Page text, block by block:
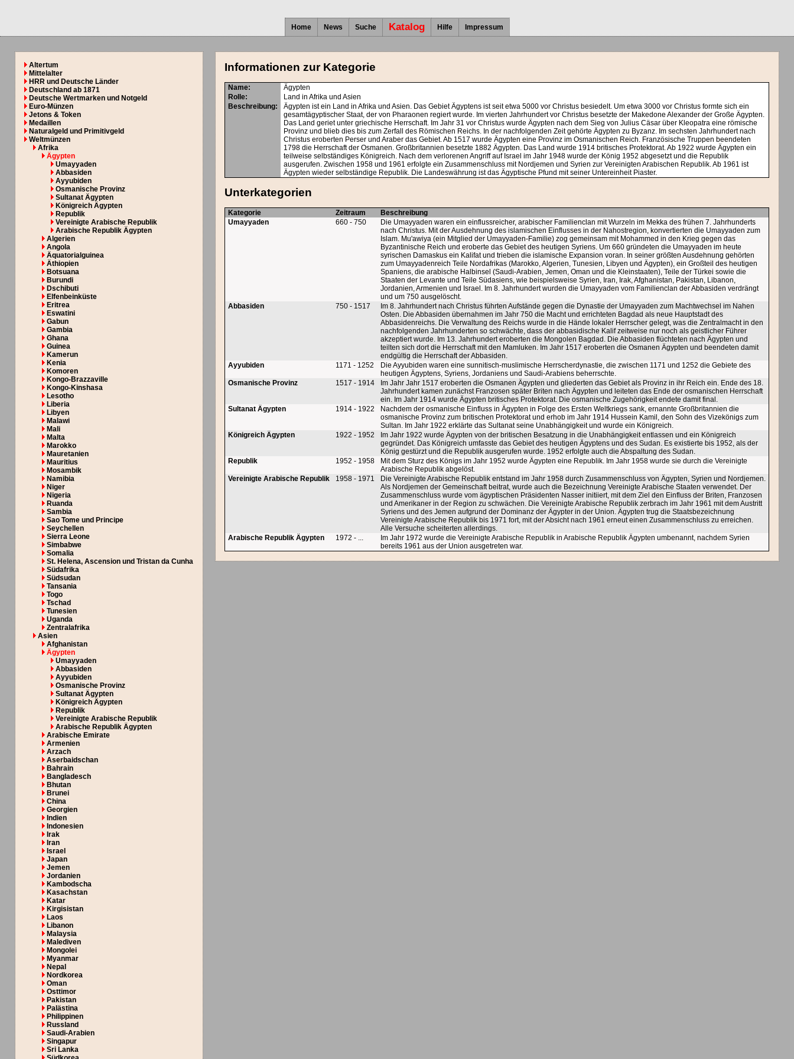
Home News Suche Katalog Hilfe Impressum
Altertum
Mittelalter
HRR und Deutsche Länder
Deutschland ab 1871
Deutsche Wertmarken und Notgeld
Euro-Münzen
Jetons & Token
Medaillen
Naturalgeld und Primitivgeld
Weltmünzen
Afrika
Ägypten
Umayyaden
Abbasiden
Ayyubiden
Osmanische Provinz
Sultanat Ägypten
Königreich Ägypten
Republik
Vereinigte Arabische Republik
Arabische Republik Ägypten
Algerien
Angola
Äquatorialguinea
Äthiopien
Botsuana
Burundi
Dschibuti
Elfenbeinküste
Eritrea
Eswatini
Gabun
Gambia
Ghana
Guinea
Kamerun
Kenia
Komoren
Kongo-Brazzaville
Kongo-Kinshasa
Lesotho
Liberia
Libyen
Malawi
Mali
Malta
Marokko
Mauretanien
Mauritius
Mosambik
Namibia
Niger
Nigeria
Ruanda
Sambia
Sao Tome und Principe
Seychellen
Sierra Leone
Simbabwe
Somalia
St. Helena, Ascension und Tristan da Cunha
Südafrika
Südsudan
Tansania
Togo
Tschad
Tunesien
Uganda
Zentralafrika
Asien
Afghanistan
Ägypten
Umayyaden
Abbasiden
Ayyubiden
Osmanische Provinz
Sultanat Ägypten
Königreich Ägypten
Republik
Vereinigte Arabische Republik
Arabische Republik Ägypten
Arabische Emirate
Armenien
Arzach
Aserbaidschan
Bahrain
Bangladesch
Bhutan
Brunei
China
Georgien
Indien
Indonesien
Irak
Iran
Israel
Japan
Jemen
Jordanien
Kambodscha
Kasachstan
Katar
Kirgisistan
Laos
Libanon
Malaysia
Malediven
Mongolei
Myanmar
Nepal
Nordkorea
Oman
Osttimor
Pakistan
Palästina
Philippinen
Russland
Saudi-Arabien
Singapur
Sri Lanka
Informationen zur Kategorie
Name:
Ägypten
Rolle:
Land in Afrika und Asien
Beschreibung:
Ägypten ist ein Land in Afrika und Asien. Das Gebiet Ägyptens ist seit etwa 5000 vor Christus besiedelt. Um etwa 3000 vor Christus formte sich ein
gesamtägyptischer Staat, der von Pharaonen regiert wurde. Im vierten Jahrhundert vor Christus besetzte der Makedone Alexander der Große Ägypten.
Das Land geriet unter griechische Herrschaft. Im Jahr 31 vor Christus wurde Ägypten nach dem Sieg von Julius Cäsar über Kleopatra eine römische
Provinz und blieb dies bis zum Zerfall des Römischen Reichs. In der nachfolgenden Zeit gehörte Ägypten zu Byzanz. Im sechsten Jahrhundert nach
Christus eroberten Perser und Araber das Gebiet. Ab 1517 wurde Ägypten eine Provinz im Osmanischen Reich. Französische Truppen beendeten
1798 die Herrschaft der Osmanen. Großbritannien besetzte 1882 Ägypten. Das Land wurde 1914 britisches Protektorat. Ab 1922 wurde Ägypten ein
teilweise selbständiges Königreich. Nach dem verlorenen Angriff auf Israel im Jahr 1948 wurde der König 1952 abgesetzt und die Republik
ausgerufen. Zwischen 1958 und 1961 erfolgte ein Zusammenschluss mit Nordjemen und Syrien zur Vereinigten Arabischen Republik. Ab 1961 ist
Ägypten wieder selbständige Republik. Die Landeswährung ist das Ägyptische Pfund mit seiner Untereinheit Piaster.
Unterkategorien
Kategorie Zeitraum
Beschreibung
Umayyaden
660 - 750
Die Umayyaden waren ein einflussreicher, arabischer Familienclan mit Wurzeln im Mekka des frühen 7. Jahrhunderts
nach Christus. Mit der Ausdehnung des islamischen Einflusses in der Nahostregion, konvertierten die Umayyaden zum
Islam. Mu'awiya (ein Mitglied der Umayyaden-Familie) zog gemeinsam mit Mohammed in den Krieg gegen das
Byzantinische Reich und eroberte das Gebiet des heutigen Syriens. Um 660 gründeten die Umayyaden im heute
syrischen Damaskus ein Kalifat und trieben die islamische Expansion voran. In seiner größten Ausdehnung gehörten
zum Umayyadenreich Teile Nordafrikas (Marokko, Algerien, Tunesien, Libyen und Ägypten), ein Großteil des heutigen
Spaniens, die arabische Halbinsel (Saudi-Arabien, Jemen, Oman und die Kleinstaaten), Teile der Türkei sowie die
Staaten der Levante und Teile Südasiens, wie beispielsweise Syrien, Iran, Irak, Afghanistan, Pakistan, Libanon,
Jordanien, Armenien und Israel. Im 8. Jahrhundert wurden die Umayyaden vom Familienclan der Abbasiden verdrängt
und um 750 ausgelöscht.
Abbasiden
750 - 1517
Im 8. Jahrhundert nach Christus führten Aufstände gegen die Dynastie der Umayyaden zum Machtwechsel im Nahen
Osten. Die Abbasiden übernahmen im Jahr 750 die Macht und errichteten Bagdad als neue Hauptstadt des
Abbasidenreichs. Die Verwaltung des Reichs wurde in die Hände lokaler Herrscher gelegt, was die Zentralmacht in den
nachfolgenden Jahrhunderten so schwächte, dass der abbasidische Kalif zeitweise nur noch als geistlicher Führer
akzeptiert wurde. Im 13. Jahrhundert eroberten die Mongolen Bagdad. Die Abbasiden flüchteten nach Ägypten und
teilten sich dort die Herrschaft mit den Mamluken. Im Jahr 1517 eroberten die Osmanen Ägypten und beendeten damit
endgültig die Herrschaft der Abbasiden.
Ayyubiden
1171 - 1252
Die Ayyubiden waren eine sunnitisch-muslimische Herrscherdynastie, die zwischen 1171 und 1252 die Gebiete des
heutigen Ägyptens, Syriens, Jordaniens und Saudi-Arabiens beherrschte.
Osmanische Provinz
1517 - 1914
Im Jahr Jahr 1517 eroberten die Osmanen Ägypten und gliederten das Gebiet als Provinz in ihr Reich ein. Ende des 18.
Jahrhundert kamen zunächst Franzosen später Briten nach Ägypten und leiteten das Ende der osmanischen Herrschaft
ein. Im Jahr 1914 wurde Ägypten britisches Protektorat. Die osmanische Zugehörigkeit endete damit final.
Sultanat Ägypten
1914 - 1922
Nachdem der osmanische Einfluss in Ägypten in Folge des Ersten Weltkriegs sank, ernannte Großbritannien die
osmanische Provinz zum britischen Protektorat und erhob im Jahr 1914 Hussein Kamil, den Sohn des Vizekönigs zum
Sultan. Im Jahr 1922 erklärte das Sultanat seine Unabhängigkeit und wurde ein Königreich.
Königreich Ägypten
1922 - 1952
Im Jahr 1922 wurde Ägypten von der britischen Besatzung in die Unabhängigkeit entlassen und ein Königreich
gegründet. Das Königreich umfasste das Gebiet des heutigen Ägyptens und des Sudan. Es existierte bis 1952, als der
König gestürzt und die Republik ausgerufen wurde. 1952 erfolgte auch die Abspaltung des Sudan.
Republik
1952 - 1958
Mit dem Sturz des Königs im Jahr 1952 wurde Ägypten eine Republik. Im Jahr 1958 wurde sie durch die Vereinigte
Arabische Republik abgelöst.
Vereinigte Arabische Republik
1958 - 1971
Die Vereinigte Arabische Republik entstand im Jahr 1958 durch Zusammenschluss von Ägypten, Syrien und Nordjemen.
Als Nordjemen der Gemeinschaft beitrat, wurde auch die Bezeichnung Vereinigte Arabische Staaten verwendet. Der
Zusammenschluss wurde vom ägyptischen Präsidenten Nasser initiiert, mit dem Ziel den Einfluss der Briten, Franzosen
und Amerikaner in der Region zu schwächen. Die Vereinigte Arabische Republik zerbrach im Jahr 1961 mit dem Austritt
Syriens und des Jemen aufgrund der Dominanz der Ägypter in der Union. Ägypten trug die Staatsbezeichnung
Vereinigte Arabische Republik bis 1971 fort, mit der Absicht nach 1961 erneut einen Zusammenschluss zu erreichen.
Alle Versuche scheiterten allerdings.
Arabische Republik Ägypten
1972 - ...
Im Jahr 1972 wurde die Vereinigte Arabische Republik in Arabische Republik Ägypten umbenannt, nachdem Syrien
bereits 1961 aus der Union ausgetreten war.